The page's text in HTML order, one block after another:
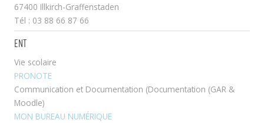
67400 Illkirch-Graffenstaden
Tél : 03 88 66 87 66
ENT
Vie scolaire
PRONOTE
Communication et Documentation (Documentation (GAR &
Moodle)
MON BUREAU NUMÉRIQUE